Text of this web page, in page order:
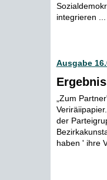
integrieren ...
Ausgabe
„Zum
der
haben ' ihre